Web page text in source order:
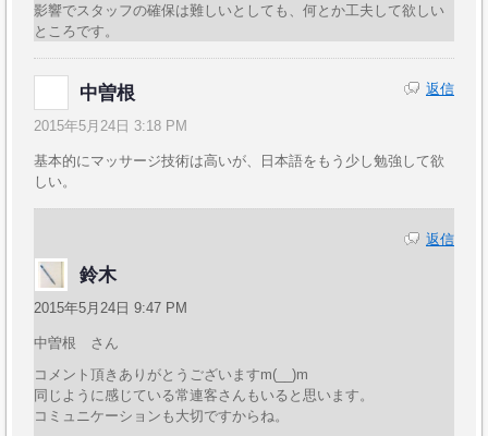
影響でスタッフの確保は難しいとしても、何とか工夫して欲しい
ところです。
中曽根
2015年5月24日 3:18 PM
基本的にマッサージ技術は高いが、日本語をもう少し勉強して欲
しい。
返信
鈴木
2015年5月24日 9:47 PM
中曽根 さん
コメント頂きありがとうございますm(__)m
同じように感じている常連客さんもいると思います。
コミュニケーションも大切ですからね。
返信